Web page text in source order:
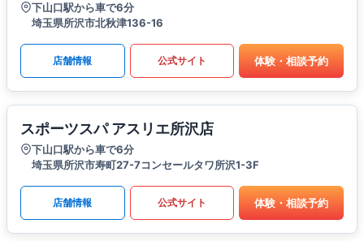
下山口駅から車で6分
埼玉県所沢市北秋津136-16
店舗情報 公式サイト 体験・相談予約
スポーツスパ アスリエ所沢店
下山口駅から車で6分
埼玉県所沢市寿町27-7コンセールタワ所沢1-3F
店舗情報 公式サイト 体験・相談予約